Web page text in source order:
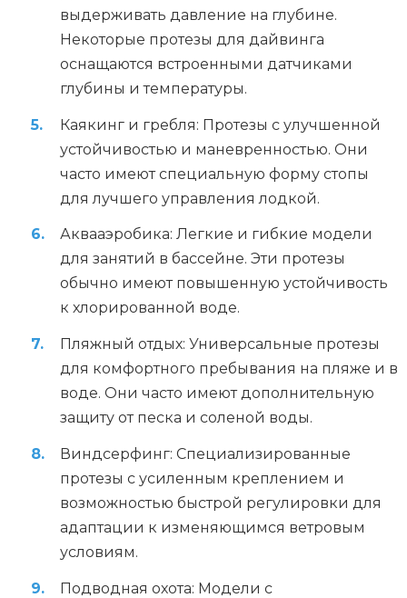
выдерживать давление на глубине.
Некоторые протезы для дайвинга
оснащаются встроенными датчиками
глубины и температуры.
Каякинг и гребля: Протезы с улучшенной
устойчивостью и маневренностью. Они
часто имеют специальную форму стопы
для лучшего управления лодкой.
Аквааэробика: Легкие и гибкие модели
для занятий в бассейне. Эти протезы
обычно имеют повышенную устойчивость
к хлорированной воде.
Пляжный отдых: Универсальные протезы
для комфортного пребывания на пляже и в
воде. Они часто имеют дополнительную
защиту от песка и соленой воды.
Виндсерфинг: Специализированные
протезы с усиленным креплением и
возможностью быстрой регулировки для
адаптации к изменяющимся ветровым
условиям.
Подводная охота: Модели с